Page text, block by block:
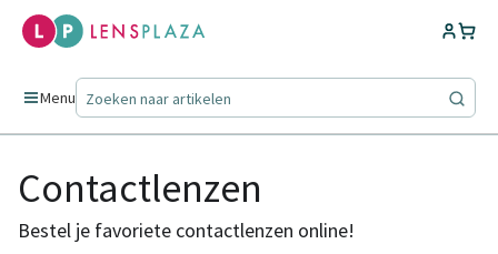
Menu
Contactlenzen
Bestel je favoriete contactlenzen online!